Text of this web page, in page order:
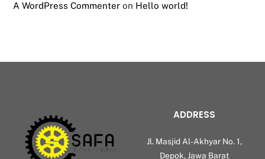
A WordPress Commenter on Hello world!
ADDRESS
Jl. Masjid Al-Akhyar No. 1,
Depok, Jawa Barat